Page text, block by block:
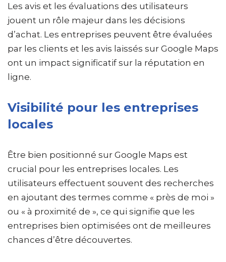
Les avis et les évaluations des utilisateurs
jouent un rôle majeur dans les décisions
d’achat. Les entreprises peuvent être évaluées
par les clients et les avis laissés sur Google Maps
ont un impact significatif sur la réputation en
ligne.
Visibilité pour les entreprises
locales
Être bien positionné sur Google Maps est
crucial pour les entreprises locales. Les
utilisateurs effectuent souvent des recherches
en ajoutant des termes comme « près de moi »
ou « à proximité de », ce qui signifie que les
entreprises bien optimisées ont de meilleures
chances d’être découvertes.